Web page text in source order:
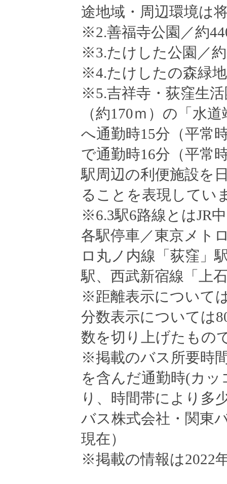
途地域・周辺環境は
※2.善福寺公園／約
※3.たけした公園／
※4.たけしたの森緑
※5.吉祥寺・荻窪生
（約170ｍ）の「水
へ通勤時15分（平常
で通勤時16分（平常
駅周辺の利便施設を
ることを表現してい
※6.3駅6路線とはJR
各駅停車／東京メト
ロ丸ノ内線「荻窪」
駅、西武新宿線「上
※距離表示について
分数表示については
数を切り上げたもの
※掲載のバス所要時
を含んだ通勤時(カ
り、時間帯により多
バス株式会社・関東
現在）
※掲載の情報は2022